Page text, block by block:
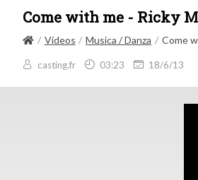
Come with me - Ricky
Vídeos Musica / Danza Come
casting.fr 03:23 18/6/13